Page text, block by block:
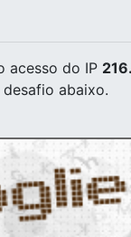
acesso do IP
abaixo.